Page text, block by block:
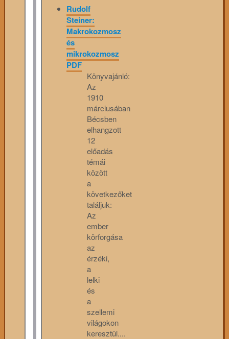
Rudolf
Steiner:
Makrokozmosz
és
mikrokozmosz
PDF
Könyvajánló:
Az
1910
márciusában
Bécsben
elhangzott
12
előadás
témái
között
a
következőket
találjuk:
Az
ember
körforgása
az
érzéki,
a
lelki
és
a
szellemi
világokon
keresztül....